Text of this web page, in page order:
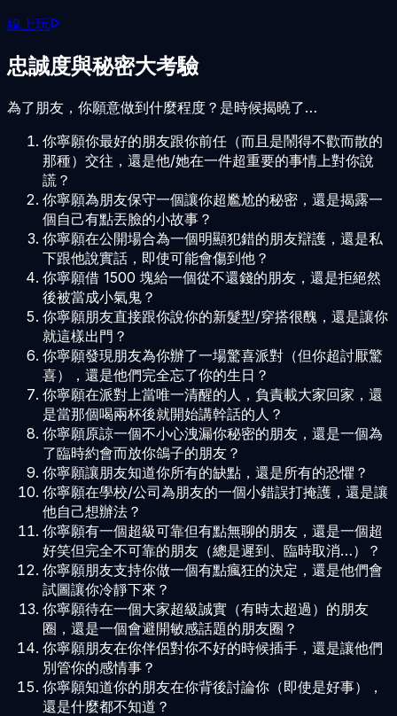
線上玩
忠誠度與秘密大考驗
為了朋友，你願意做到什麼程度？是時候揭曉了…
你寧願你最好的朋友跟你前任（而且是鬧得不歡而散的
那種）交往，還是他/她在一件超重要的事情上對你說
謊？
你寧願為朋友保守一個讓你超尷尬的秘密，還是揭露一
個自己有點丟臉的小故事？
你寧願在公開場合為一個明顯犯錯的朋友辯護，還是私
下跟他說實話，即使可能會傷到他？
你寧願借 1500 塊給一個從不還錢的朋友，還是拒絕然
後被當成小氣鬼？
你寧願朋友直接跟你說你的新髮型/穿搭很醜，還是讓你
就這樣出門？
你寧願發現朋友為你辦了一場驚喜派對（但你超討厭驚
喜），還是他們完全忘了你的生日？
你寧願在派對上當唯一清醒的人，負責載大家回家，還
是當那個喝兩杯後就開始講幹話的人？
你寧願原諒一個不小心洩漏你秘密的朋友，還是一個為
了臨時約會而放你鴿子的朋友？
你寧願讓朋友知道你所有的缺點，還是所有的恐懼？
你寧願在學校/公司為朋友的一個小錯誤打掩護，還是讓
他自己想辦法？
你寧願有一個超級可靠但有點無聊的朋友，還是一個超
好笑但完全不可靠的朋友（總是遲到、臨時取消…）？
你寧願朋友支持你做一個有點瘋狂的決定，還是他們會
試圖讓你冷靜下來？
你寧願待在一個大家超級誠實（有時太超過）的朋友
圈，還是一個會避開敏感話題的朋友圈？
你寧願朋友在你伴侶對你不好的時候插手，還是讓他們
別管你的感情事？
你寧願知道你的朋友在你背後討論你（即使是好事），
還是什麼都不知道？